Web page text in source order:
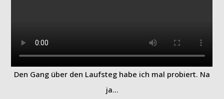
Den Gang über den Laufsteg habe ich mal probiert. Na
ja…